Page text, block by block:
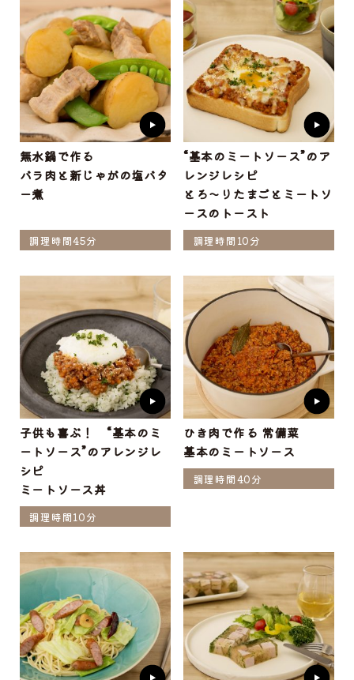
無水鍋で作る
バラ肉と新じゃがの塩バタ
ー煮
調理時間45分
“基本のミートソース”のア
レンジレシピ
とろ～りたまごとミートソ
ースのトースト
調理時間10分
子供も喜ぶ！ “基本のミ
ートソース”のアレンジレ
シピ
ミートソース丼
調理時間10分
ひき肉で作る 常備菜
基本のミートソース
調理時間40分